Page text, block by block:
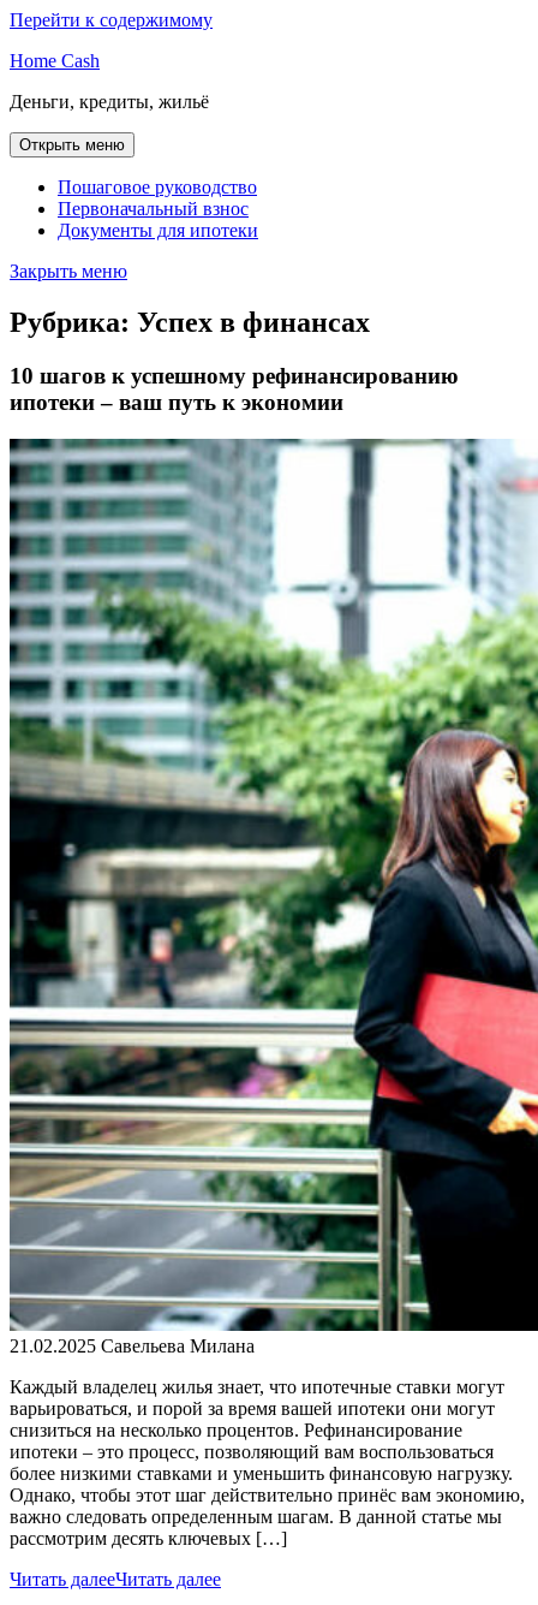
Перейти к содержимому
Home Cash
Деньги, кредиты, жильё
Открыть меню
Пошаговое руководство
Первоначальный взнос
Документы для ипотеки
Закрыть меню
Рубрика: Успех в финансах
10 шагов к успешному рефинансированию
ипотеки – ваш путь к экономии
21.02.2025 Савельева Милана
Каждый владелец жилья знает, что ипотечные ставки могут
варьироваться, и порой за время вашей ипотеки они могут
снизиться на несколько процентов. Рефинансирование
ипотеки – это процесс, позволяющий вам воспользоваться
более низкими ставками и уменьшить финансовую нагрузку.
Однако, чтобы этот шаг действительно принёс вам экономию,
важно следовать определенным шагам. В данной статье мы
рассмотрим десять ключевых […]
Читать далееЧитать далее